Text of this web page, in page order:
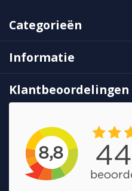
Categorieën
Informatie
Klantbeoordelingen